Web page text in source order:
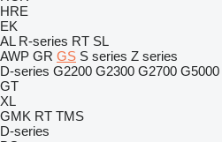
HRE
EK
AL R-series RT SL
AWP GR GS S series Z series
D-series G2200 G2300 G2700 G5000
GT
XL
GMK RT TMS
D-series